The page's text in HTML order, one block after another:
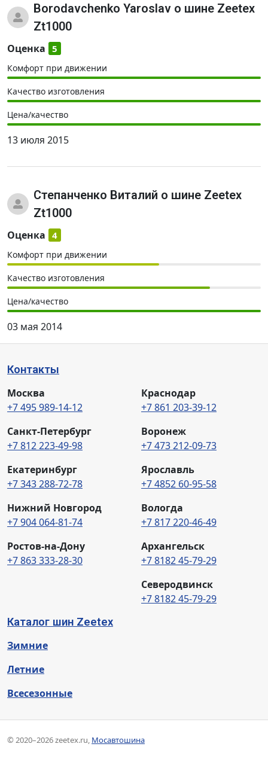
Borodavchenko Yaroslav о шине Zeetex
Zt1000
Оценка 5
Комфорт при движении
Качество изготовления
Цена/качество
13 июля 2015
Степанченко Виталий о шине Zeetex
Zt1000
Оценка 4
Комфорт при движении
Качество изготовления
Цена/качество
03 мая 2014
Контакты
Москва
+7 495 989-14-12
Санкт-Петербург
+7 812 223-49-98
Екатеринбург
+7 343 288-72-78
Нижний Новгород
+7 904 064-81-74
Ростов-на-Дону
+7 863 333-28-30
Краснодар
+7 861 203-39-12
Воронеж
+7 473 212-09-73
Ярославль
+7 4852 60-95-58
Вологда
+7 817 220-46-49
Архангельск
+7 8182 45-79-29
Северодвинск
+7 8182 45-79-29
Каталог шин Zeetex
Зимние
Летние
Всесезонные
© 2020–2026 zeetex.ru, Мосавтошина